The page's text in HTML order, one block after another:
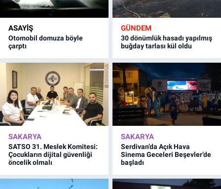
ASAYİŞ
Otomobil domuza böyle
çarptı
GÜNDEM
30 dönümlük hasadı yapılmış
buğday tarlası kül oldu
SAKARYA
SATSO 31. Meslek Komitesi:
Çocukların dijital güvenliği
öncelik olmalı
SAKARYA
Serdivan’da Açık Hava
Sinema Geceleri Beşevler’de
başladı